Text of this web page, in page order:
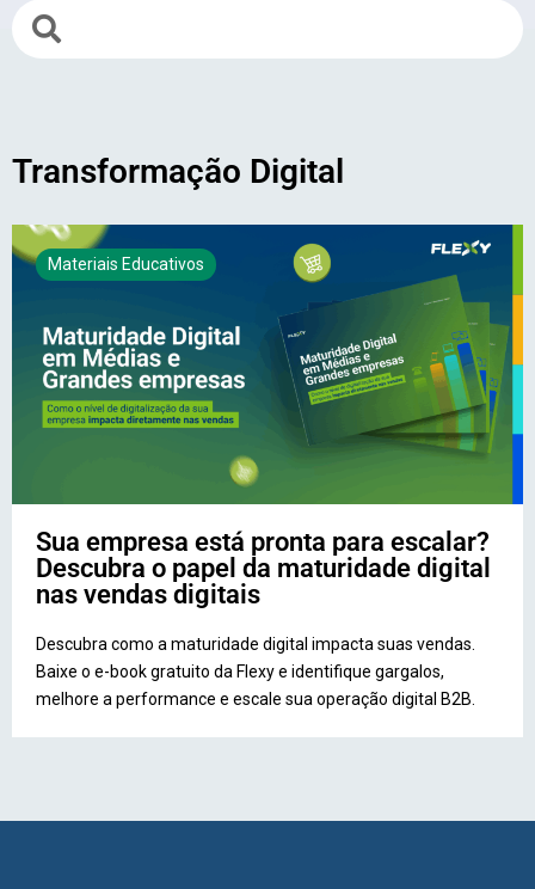
Transformação Digital
Materiais Educativos
Sua empresa está pronta para escalar?
Descubra o papel da maturidade digital
nas vendas digitais
Descubra como a maturidade digital impacta suas vendas.
Baixe o e-book gratuito da Flexy e identifique gargalos,
melhore a performance e escale sua operação digital B2B.